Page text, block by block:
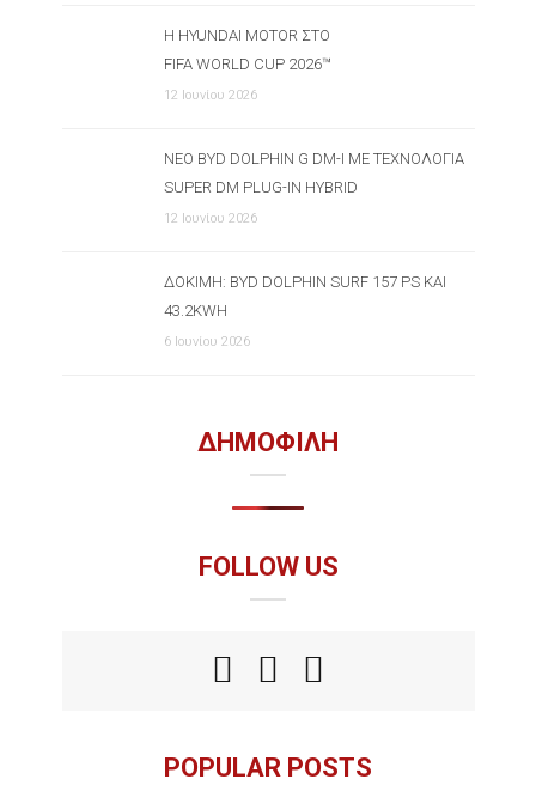
Η HYUNDAI MOTOR ΣΤΟ
FIFA WORLD CUP 2026™
12 Ιουνίου 2026
ΝΈΟ BYD DOLPHIN G DM-I ΜΕ ΤΕΧΝΟΛΟΓΊΑ
SUPER DM PLUG-IN HYBRID
12 Ιουνίου 2026
ΔΟΚΙΜΉ: BYD DOLPHIN SURF 157 PS ΚΑΙ
43.2KWH
6 Ιουνίου 2026
ΔΗΜΟΦΙΛΗ
FOLLOW US
POPULAR POSTS